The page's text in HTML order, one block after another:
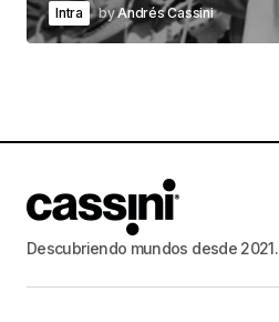
Intra byAndrés Cassini
Descubriendo mundos desde 2021.